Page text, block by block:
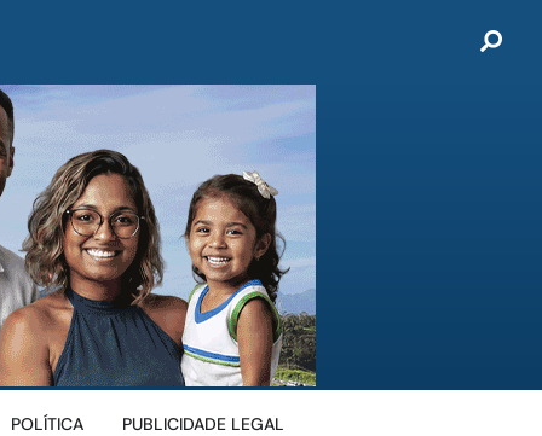
POLÍTICA PUBLICIDADE LEGAL